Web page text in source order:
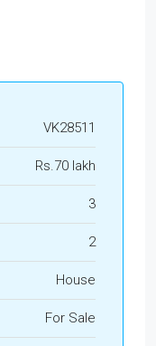
VK28511
Rs.70 lakh
3
2
House
For Sale